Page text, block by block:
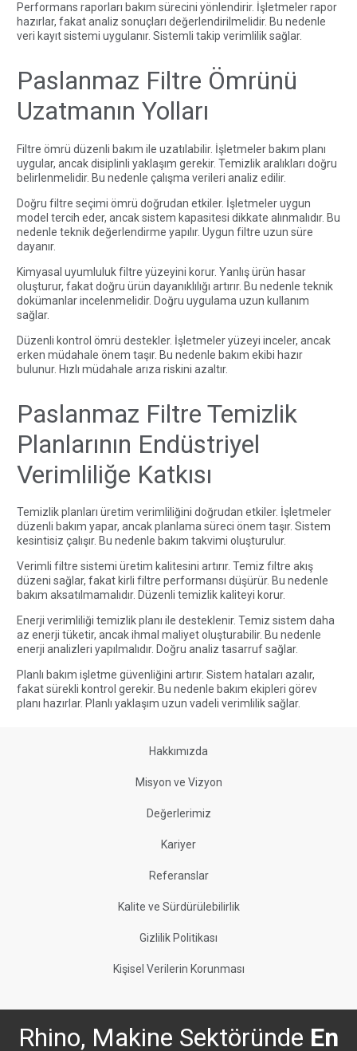
Performans raporları bakım sürecini yönlendirir. İşletmeler rapor
hazırlar, fakat analiz sonuçları değerlendirilmelidir. Bu nedenle
veri kayıt sistemi uygulanır. Sistemli takip verimlilik sağlar.
Paslanmaz Filtre Ömrünü
Uzatmanın Yolları
Filtre ömrü düzenli bakım ile uzatılabilir. İşletmeler bakım planı
uygular, ancak disiplinli yaklaşım gerekir. Temizlik aralıkları doğru
belirlenmelidir. Bu nedenle çalışma verileri analiz edilir.
Doğru filtre seçimi ömrü doğrudan etkiler. İşletmeler uygun
model tercih eder, ancak sistem kapasitesi dikkate alınmalıdır. Bu
nedenle teknik değerlendirme yapılır. Uygun filtre uzun süre
dayanır.
Kimyasal uyumluluk filtre yüzeyini korur. Yanlış ürün hasar
oluşturur, fakat doğru ürün dayanıklılığı artırır. Bu nedenle teknik
dokümanlar incelenmelidir. Doğru uygulama uzun kullanım
sağlar.
Düzenli kontrol ömrü destekler. İşletmeler yüzeyi inceler, ancak
erken müdahale önem taşır. Bu nedenle bakım ekibi hazır
bulunur. Hızlı müdahale arıza riskini azaltır.
Paslanmaz Filtre Temizlik
Planlarının Endüstriyel
Verimliliğe Katkısı
Temizlik planları üretim verimliliğini doğrudan etkiler. İşletmeler
düzenli bakım yapar, ancak planlama süreci önem taşır. Sistem
kesintisiz çalışır. Bu nedenle bakım takvimi oluşturulur.
Verimli filtre sistemi üretim kalitesini artırır. Temiz filtre akış
düzeni sağlar, fakat kirli filtre performansı düşürür. Bu nedenle
bakım aksatılmamalıdır. Düzenli temizlik kaliteyi korur.
Enerji verimliliği temizlik planı ile desteklenir. Temiz sistem daha
az enerji tüketir, ancak ihmal maliyet oluşturabilir. Bu nedenle
enerji analizleri yapılmalıdır. Doğru analiz tasarruf sağlar.
Planlı bakım işletme güvenliğini artırır. Sistem hataları azalır,
fakat sürekli kontrol gerekir. Bu nedenle bakım ekipleri görev
planı hazırlar. Planlı yaklaşım uzun vadeli verimlilik sağlar.
Hakkımızda
Misyon ve Vizyon
Değerlerimiz
Kariyer
Referanslar
Kalite ve Sürdürülebilirlik
Gizlilik Politikası
Kişisel Verilerin Korunması
Rhino, Makine Sektöründe En